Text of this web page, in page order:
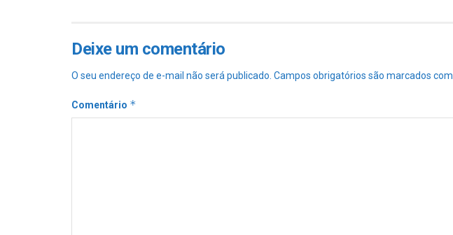
Deixe um comentário
O seu endereço de e-mail não será publicado. Campos obrigatórios são marcados com
Comentário *